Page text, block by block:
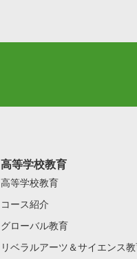
高等学校教育
高等学校教育
コース紹介
グローバル教育
リベラルアーツ＆サイエンス